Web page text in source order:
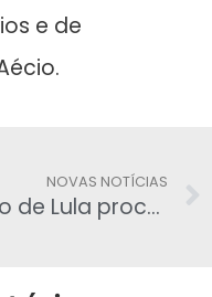
e de
NOVAS NOTÍCIAS
Filho de Lula processará Estadão por matéria